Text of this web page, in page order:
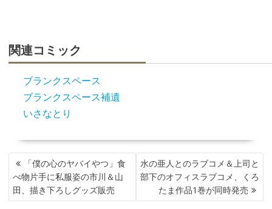
関連コミック
ブランクスペース
ブランクスペース補遺
いさなとり
投
稿
ナ
ビ
「僕の心のヤバイやつ」食
べ物片手に私服姿の市川＆山
田、描き下ろしグッズ販売
水の亜人とのラブコメ＆上司と
部下のオフィスラブコメ、くろ
たま作品1巻が同時発売